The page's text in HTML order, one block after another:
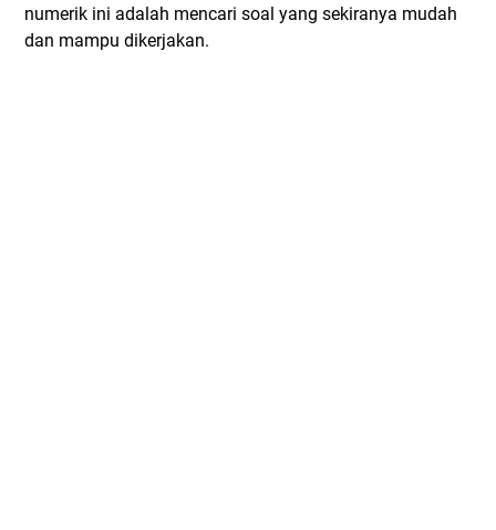
numerik ini adalah mencari soal yang sekiranya mudah
dan mampu dikerjakan.